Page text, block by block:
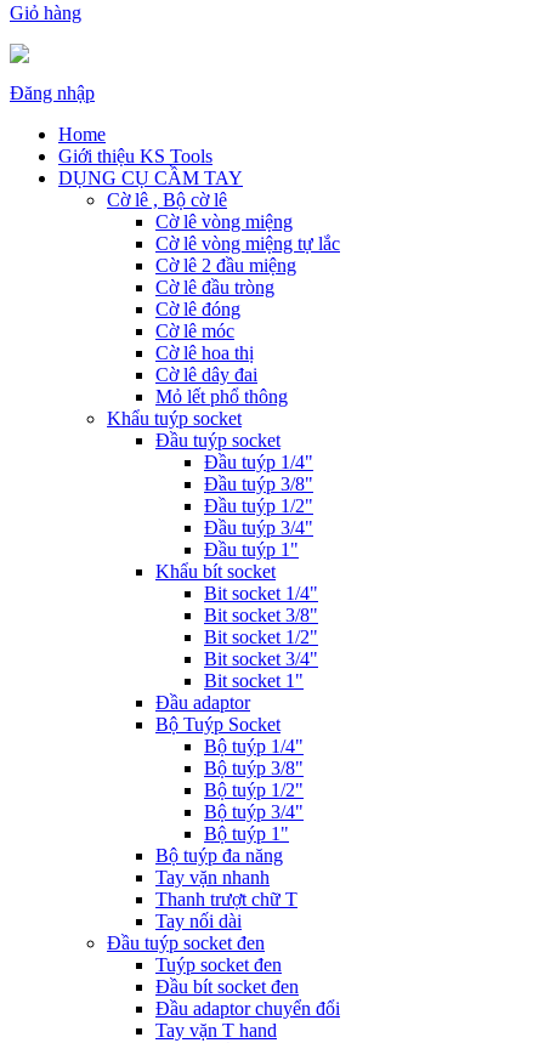
Giỏ hàng
Đăng nhập
Home
Giới thiệu KS Tools
DỤNG CỤ CẦM TAY
Cờ lê , Bộ cờ lê
Cờ lê vòng miệng
Cờ lê vòng miệng tự lắc
Cờ lê 2 đầu miệng
Cờ lê đầu tròng
Cờ lê đóng
Cờ lê móc
Cờ lê hoa thị
Cờ lê dây đai
Mỏ lết phổ thông
Khẩu tuýp socket
Đầu tuýp socket
Đầu tuýp 1/4"
Đầu tuýp 3/8"
Đầu tuýp 1/2"
Đầu tuýp 3/4"
Đầu tuýp 1"
Khẩu bít socket
Bit socket 1/4"
Bit socket 3/8"
Bit socket 1/2"
Bit socket 3/4"
Bit socket 1"
Đầu adaptor
Bộ Tuýp Socket
Bộ tuýp 1/4"
Bộ tuýp 3/8"
Bộ tuýp 1/2"
Bộ tuýp 3/4"
Bộ tuýp 1"
Bộ tuýp đa năng
Tay vặn nhanh
Thanh trượt chữ T
Tay nối dài
Đầu tuýp socket đen
Tuýp socket đen
Đầu bít socket đen
Đầu adaptor chuyển đổi
Tay vặn T hand